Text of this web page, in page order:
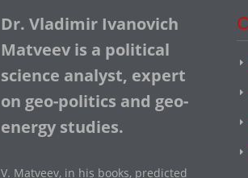
Dr. Vladimir Ivanovich
Matveev is a political
science analyst, expert
on geo-politics and geo-
energy studies.
V. Matveev, in his books, predicted